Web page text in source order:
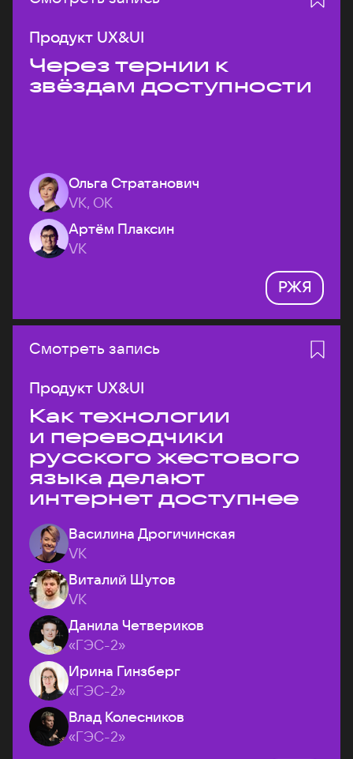
Продукт UX&UI
Через тернии к
звёздам доступности
Ольга Стратанович
VK, ОК
Артём Плаксин
VK
РЖЯ
Смотреть запись
Продукт UX&UI
Как технологии
и переводчики
русского жестового
языка делают
интернет доступнее
Василина Дрогичинская
VK
Виталий Шутов
VK
Данила Четвериков
«ГЭС-2»
Ирина Гинзберг
«ГЭС-2»
Влад Колесников
«ГЭС-2»